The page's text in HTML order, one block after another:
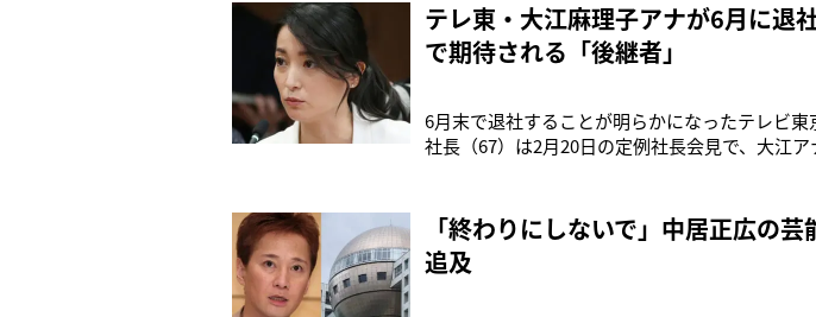
テレ東・大江麻理子アナが6月に退
で期待される「後継者」
6月末で退社することが明らかになったテレビ
社長（67）は2月20日の定例社長会見で、大江
今までの活躍に社長として感謝すると同時に
ば」と労った。退社後の予定
「終わりにしないで」中居正広の
追及